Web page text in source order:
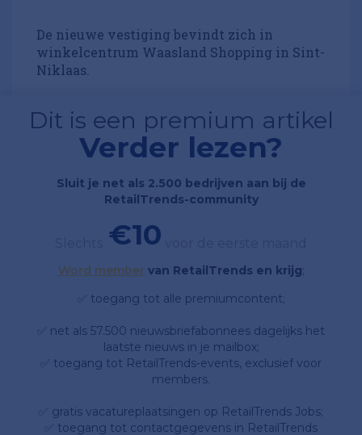
De nieuwe vestiging bevindt zich in
winkelcentrum Waasland Shopping in Sint-
Niklaas.
Dit is een premium artikel
Verder lezen?
Sluit je net als 2.500 bedrijven aan bij de
RetailTrends-community
€10
Word member van RetailTrends en krijg;
✅ toegang tot alle premiumcontent;
✅ net als 57.500 nieuwsbriefabonnees dagelijks het
laatste nieuws in je mailbox;
✅ toegang tot RetailTrends-events, exclusief voor
members.
✅ gratis vacatureplaatsingen op RetailTrends Jobs;
✅ toegang tot contactgegevens in RetailTrends